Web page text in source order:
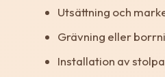
Utsättning och
Grävning eller
Installation av